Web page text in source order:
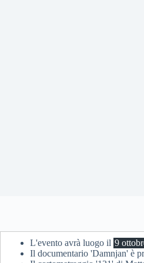
L'evento avrà luogo il 9
Il documentario 'Damnjan' è